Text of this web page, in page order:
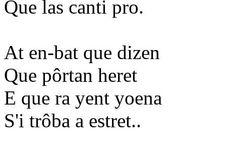
Que las canti pro.
At en-bat que dizen
Que pôrtan heret
E que ra yent yoena
S'i trôba a estret..